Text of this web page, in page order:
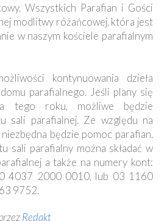
Wszystkich Parafian i Gości
modlitwy różańcowej, która jest
w naszym kościele parafialnym
kontynuowania dzieła
parafialnego. Jeśli plany się
tego roku, możliwe będzie
sali parafialnej. Ze względu na
będzie pomoc parafian.
sali parafialny można składać w
a także na numery kont:
4037 2000 0010, lub 03 1160
9752.
Redakt